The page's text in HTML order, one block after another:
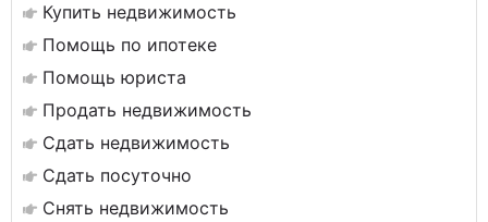
Купить недвижимость
Помощь по ипотеке
Помощь юриста
Продать недвижимость
Сдать недвижимость
Сдать посуточно
Снять недвижимость